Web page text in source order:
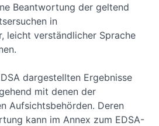
Beantwortung der geltend
in
leicht verständlicher Sprache
dargestellten Ergebnisse
mit denen der
Aufsichtsbehörden. Deren
kann im Annex zum EDSA-